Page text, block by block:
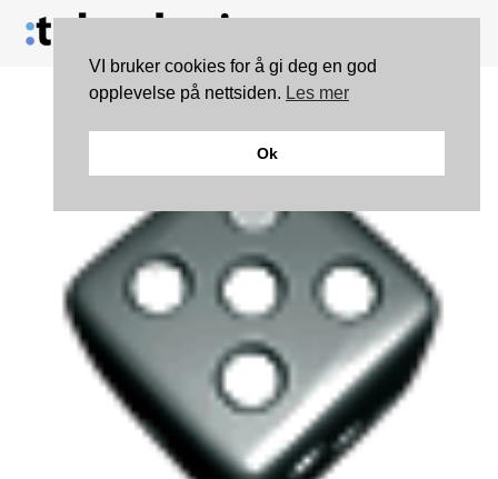
VI bruker cookies for å gi deg en god
opplevelse på nettsiden. Les mer
Ok